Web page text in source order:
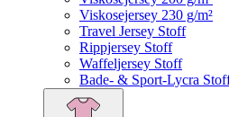
Viskosejersey 230 g/m²
Travel Jersey Stoff
Rippjersey Stoff
Waffeljersey Stoff
Bade- & Sport-Lycra